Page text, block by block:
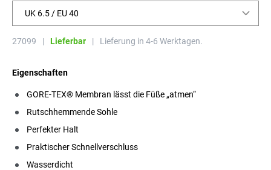
UK 6.5 / EU 40
27099 | Lieferbar | Lieferung in 4-6 Werktagen.
Eigenschaften
GORE-TEX® Membran lässt die Füße „atmen“
Rutschhemmende Sohle
Perfekter Halt
Praktischer Schnellverschluss
Wasserdicht